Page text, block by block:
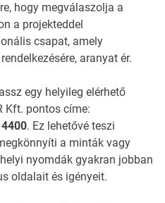
hogy megválaszolja a
a projekteddel
csapat, amely
aranyat ér.
egy helyileg elérhető
Kft. pontos címe:
. Ez lehetővé teszi
a minták vagy
nyomdák gyakran jobban
oldalait és igényeit.